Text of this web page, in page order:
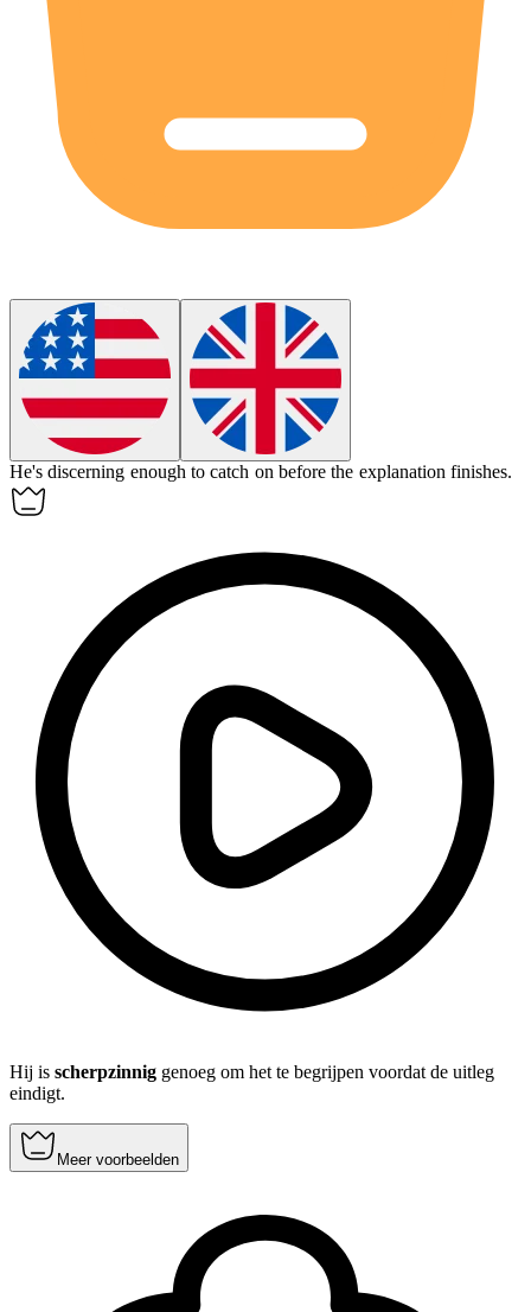
He's discerning enough to catch on before the explanation finishes.
Hij is scherpzinnig genoeg om het te begrijpen voordat de uitleg
eindigt.
Meer voorbeelden